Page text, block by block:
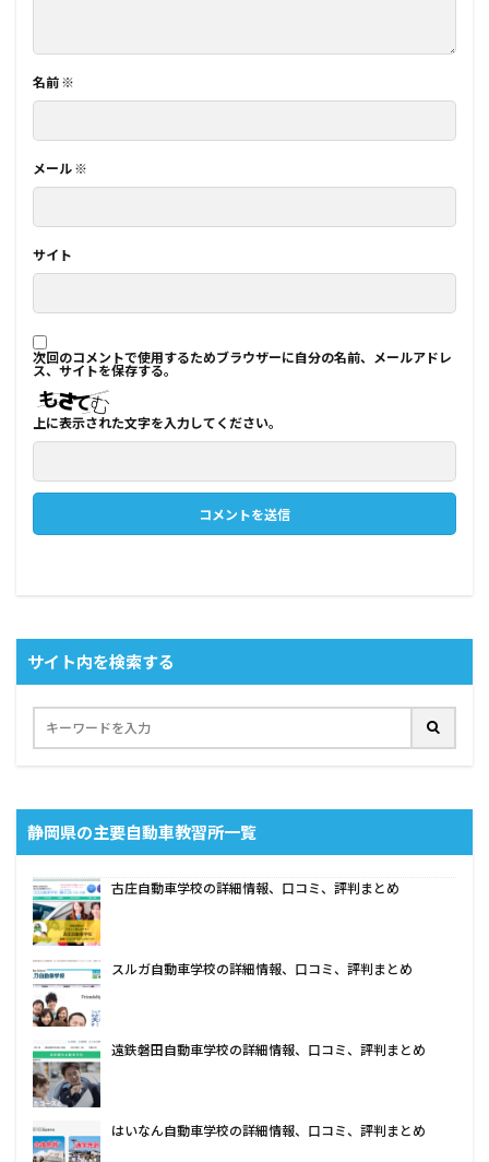
名前 ※
メール ※
サイト
次回のコメントで使用するためブラウザーに自分の名前、メールアドレ
ス、サイトを保存する。
上に表示された文字を入力してください。
サイト内を検索する
静岡県の主要自動車教習所一覧
古庄自動車学校の詳細情報、口コミ、評判まとめ
スルガ自動車学校の詳細情報、口コミ、評判まとめ
遠鉄磐田自動車学校の詳細情報、口コミ、評判まとめ
はいなん自動車学校の詳細情報、口コミ、評判まとめ